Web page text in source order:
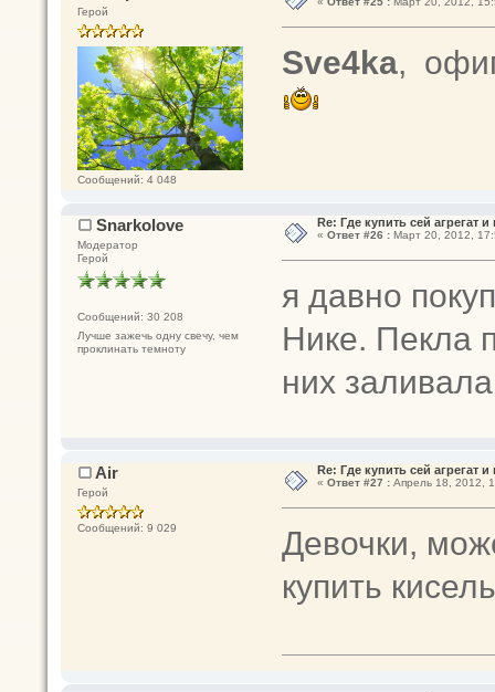
Герой
Сообщений: 4 048
Sve4ka,
Snarkolove
Модератор
Герой
Сообщений: 30 208
Лучше зажечь одну свечу, чем
проклинать темноту
Re: Где купить сей агрегат
« Ответ #26 :Март 20, 2012,
я давно
Нике. Пекла
них
Air
Герой
Сообщений: 9 029
Re: Где купить сей агрегат
« Ответ #27 :Апрель 18, 2012,
Девочки,
купить